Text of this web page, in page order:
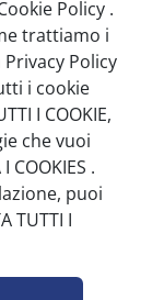
Policy .
trattiamo i
Policy
i cookie
I COOKIE,
che vuoi
COOKIES .
puoi
TUTTI I